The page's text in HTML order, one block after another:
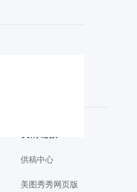
供稿中心
美图秀秀网页版